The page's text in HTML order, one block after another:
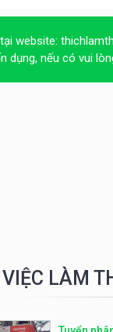
website:
dụng, nếu có vui
VIỆC LÀM